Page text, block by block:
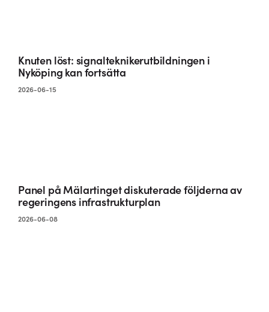
Knuten löst: signalteknikerutbildningen i
Nyköping kan fortsätta
2026-06-15
Panel på Mälartinget diskuterade följderna av
regeringens infrastrukturplan
2026-06-08